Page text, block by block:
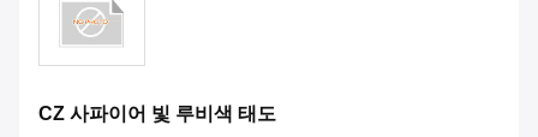
CZ 사파이어 빛 루비색 태도